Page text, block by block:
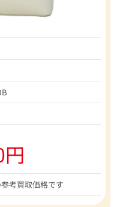
考買取価格です